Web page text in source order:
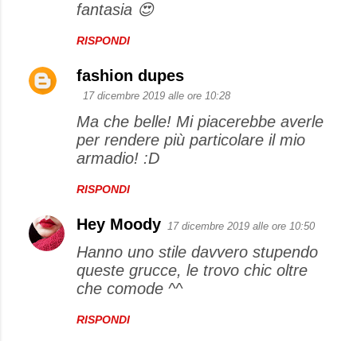
fantasia 😍
RISPONDI
fashion dupes
17 dicembre 2019 alle ore 10:28
Ma che belle! Mi piacerebbe averle
per rendere più particolare il mio
armadio! :D
RISPONDI
Hey Moody 17 dicembre 2019 alle ore 10:50
Hanno uno stile davvero stupendo
queste grucce, le trovo chic oltre
che comode ^^
RISPONDI